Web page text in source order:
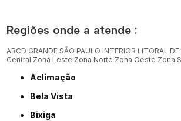
Regiões onde a atende :
ABCD GRANDE SÃO PAULO INTERIOR LITORAL
Central Zona Leste Zona Norte Zona Oeste Zona
Aclimação
Bela Vista
Bixiga